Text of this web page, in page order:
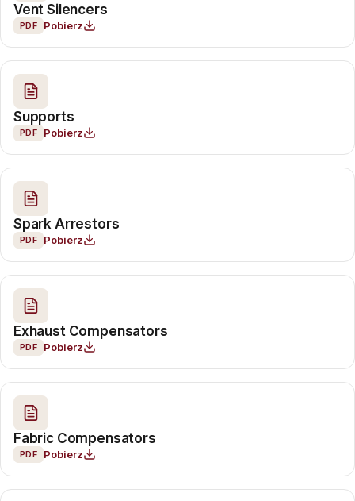
Vent Silencers
PDF Pobierz
Supports
PDF Pobierz
Spark Arrestors
PDF Pobierz
Exhaust Compensators
PDF Pobierz
Fabric Compensators
PDF Pobierz